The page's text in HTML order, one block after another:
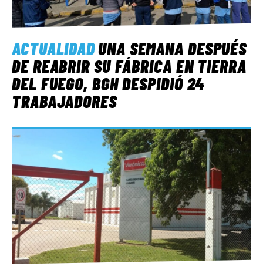
ACTUALIDADUNA SEMANA DESPUÉS
DE REABRIR SU FÁBRICA EN TIERRA
DEL FUEGO, BGH DESPIDIÓ 24
TRABAJADORES